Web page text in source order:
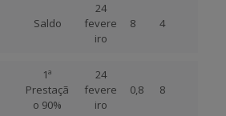
Saldo
24
fevere
iro
8 4
1ª
Prestaçã
o 90%
24
fevere
iro
0,8 8